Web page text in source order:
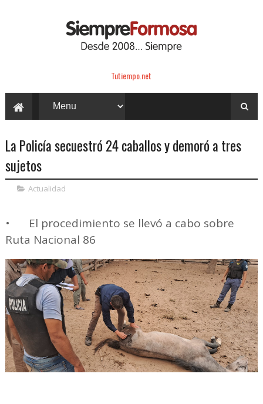
Tutiempo.net
La Policía secuestró 24 caballos y demoró a tres
sujetos
Actualidad
•
El procedimiento se llevó a cabo sobre
Ruta Nacional 86